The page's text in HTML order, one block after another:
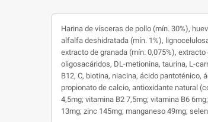
Harina de vísceras de pollo (mín. 30%),
alfalfa deshidratada (mín. 1%),
extracto de granada (mín. 0,075%),
oligosacáridos, DL-metionina, taurina, L-
B12, C, biotina, niacina, ácido pantoténico,
propionato de calcio, antioxidante natural
4,5mg; vitamina B2 7,5mg; vitamina B6
13mg; zinc 145mg; manganeso 49mg;